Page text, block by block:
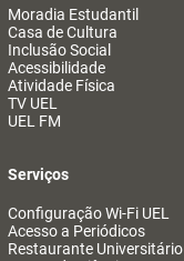
Moradia Estudantil
Casa de Cultura
Inclusão Social
Acessibilidade
Atividade Física
TV UEL
UEL FM
Serviços
Configuração Wi-Fi UEL
Acesso a Periódicos
Restaurante Universitário